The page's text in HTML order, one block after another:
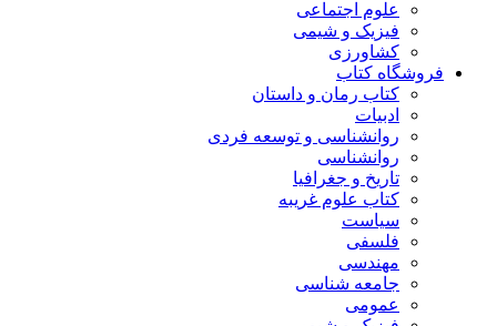
علوم اجتماعی
فیزیک و شیمی
کشاورزی
فروشگاه کتاب
کتاب رمان و داستان
ادبیات
روانشناسی و توسعه فردی
روانشناسی
تاریخ و جغرافیا
کتاب علوم غریبه
سیاست
فلسفی
مهندسی
جامعه شناسی
عمومی